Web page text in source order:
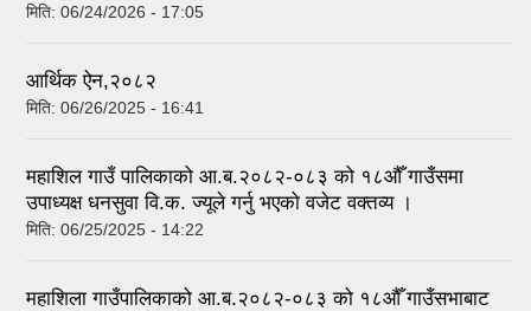
मिति: 06/24/2026 - 17:05
आर्थिक ऐन,२०८२
मिति: 06/26/2025 - 16:41
महाशिल गाउँ पालिकाको आ.ब.२०८२-०८३ को १८औँ गाउँसमा
उपाध्यक्ष धनसुवा वि.क. ज्यूले गर्नु भएको वजेट वक्तव्य ।
मिति: 06/25/2025 - 14:22
महाशिला गाउँपालिकाको आ.ब.२०८२-०८३ को १८औँ गाउँसभाबाट